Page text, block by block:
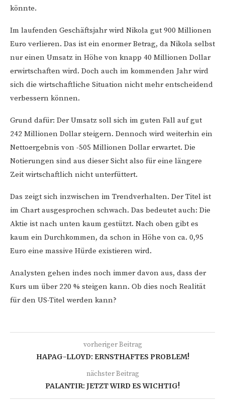
könnte.
Im laufenden Geschäftsjahr wird Nikola gut 900 Millionen
Euro verlieren. Das ist ein enormer Betrag, da Nikola selbst
nur einen Umsatz in Höhe von knapp 40 Millionen Dollar
erwirtschaften wird. Doch auch im kommenden Jahr wird
sich die wirtschaftliche Situation nicht mehr entscheidend
verbessern können.
Grund dafür: Der Umsatz soll sich im guten Fall auf gut
242 Millionen Dollar steigern. Dennoch wird weiterhin ein
Nettoergebnis von -505 Millionen Dollar erwartet. Die
Notierungen sind aus dieser Sicht also für eine längere
Zeit wirtschaftlich nicht unterfüttert.
Das zeigt sich inzwischen im Trendverhalten. Der Titel ist
im Chart ausgesprochen schwach. Das bedeutet auch: Die
Aktie ist nach unten kaum gestützt. Nach oben gibt es
kaum ein Durchkommen, da schon in Höhe von ca. 0,95
Euro eine massive Hürde existieren wird.
Analysten gehen indes noch immer davon aus, dass der
Kurs um über 220 % steigen kann. Ob dies noch Realität
für den US-Titel werden kann?
vorheriger Beitrag
HAPAG-LLOYD: ERNSTHAFTES PROBLEM!
nächster Beitrag
PALANTIR: JETZT WIRD ES WICHTIG!